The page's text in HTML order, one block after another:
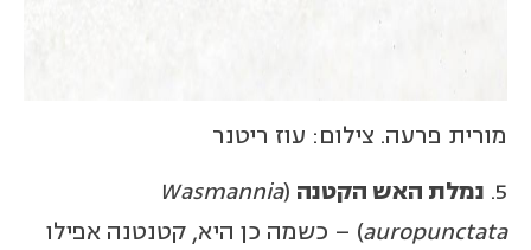
מורית פרעה. צילום: עוז ריטנר
5. נמלת האש הקטנה (
Wasmannia
auropunctata) – כשמה כן היא, קטנטנה אפילו